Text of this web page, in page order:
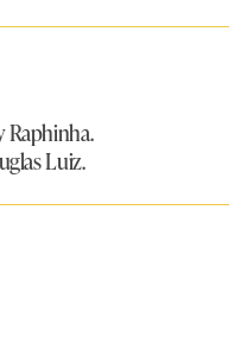
Raphinha.
Luiz.